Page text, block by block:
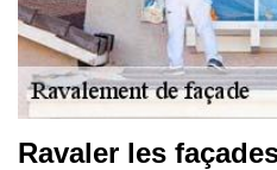
Ravaler les